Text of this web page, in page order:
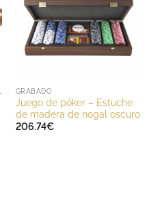
GRABADO
Juego de póker – Estuche
de madera de nogal oscuro
206.74€